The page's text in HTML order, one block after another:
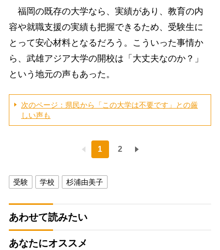
福岡の既存の大学なら、実績があり、教育の内
容や就職支援の実績も把握できるため、受験生に
とって安心材料となるだろう。こういった事情か
ら、武雄アジア大学の開校は「大丈夫なのか？」
という地元の声もあった。
次のページ：県民から「この大学は不要です」との厳
しい声も
1 2
受験 学校 杉浦由美子
あわせて読みたい
あなたにオススメ